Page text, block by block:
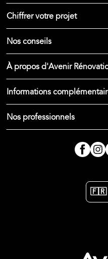
Chiffrer votre projet
Nos conseils
À propos d'Avenir
Informations
Nos professionnels
🇫🇷